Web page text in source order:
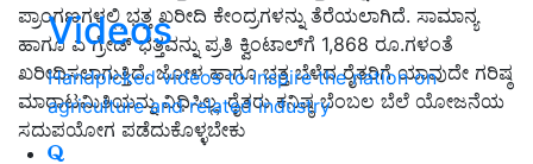
Videos
Handpicked videos to inspire the nation on
agriculture and related industry
ಪ್ರಾಂಗಣಗಳಲ್ಲಿ ಭತ್ತ ಖರೀದಿ ಕೇಂದ್ರಗಳನ್ನು ತೆರೆಯಲಾಗಿದೆ. ಸಾಮಾನ್ಯ
ಹಾಗೂ ಎ ಗ್ರೇಡ್ ಭತ್ತವನ್ನು ಪ್ರತಿ ಕ್ವಿಂಟಾಲ್‍ಗೆ 1,868 ರೂ.ಗಳಂತೆ
ಖರೀದಿಸಲಾಗುತ್ತಿದೆ. ಜೋಳ ಹಾಗೂ ಭತ್ತ ಬೆಳೆದ ರೈತರಿಗೆ ಯಾವುದೇ ಗರಿಷ್ಠ
ಮಾರಾಟಮಿತಿಯನ್ನು ವಿಧಿಸಿಲ್ಲ. ರೈತರು ಕನಿಷ್ಠ ಬೆಂಬಲ ಬೆಲೆ ಯೋಜನೆಯ
ಸದುಪಯೋಗ ಪಡೆದುಕೊಳ್ಳಬೇಕು